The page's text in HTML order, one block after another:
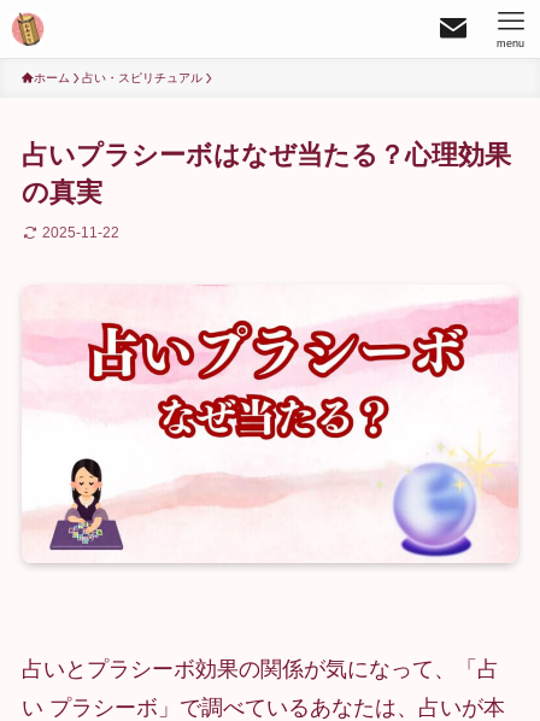
menu
ホーム 占い・スピリチュアル
占いプラシーボはなぜ当たる？心理効果
の真実
2025-11-22
占いとプラシーボ効果の関係が気になって、「占
い プラシーボ」で調べているあなたは、占いが本